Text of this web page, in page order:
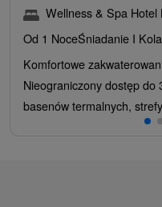
Wellness & Spa Hotel
Od 1 NoceŚniadanie I
Komfortowe
Nieograniczony dostęp do
basenów termalnych,